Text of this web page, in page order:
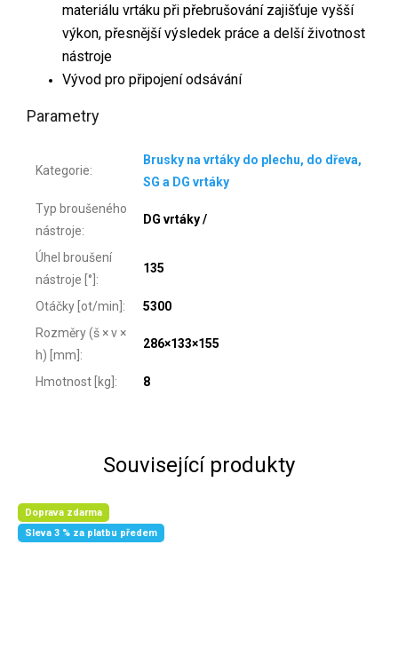
materiálu vrtáku při přebrušování zajišťuje vyšší
výkon, přesnější výsledek práce a delší životnost
nástroje
Vývod pro připojení odsávání
Parametry
Kategorie:
Brusky na vrtáky do plechu, do dřeva,
SG a DG vrtáky
Typ broušeného
nástroje:
DG vrtáky /
Úhel broušení
nástroje [°]:
135
Otáčky [ot/min]:
5300
Rozměry (š × v ×
h) [mm]:
286×133×155
Hmotnost [kg]: 8
Související produkty
Doprava zdarma
Sleva 3 % za platbu předem